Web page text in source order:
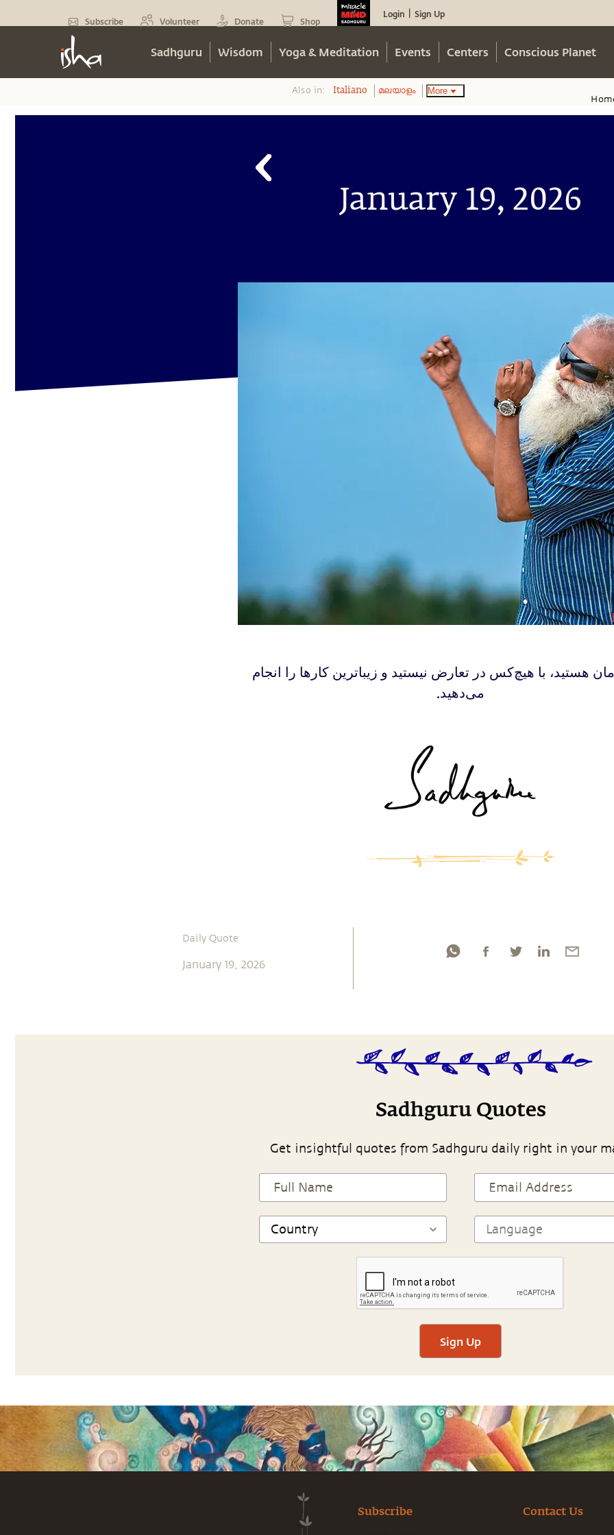
Subscribe Volunteer Donate Shop
Login Sign Up
Sadhguru Wisdom Yoga & Meditation Events Centers Conscious Planet
Also in: Italiano മലയാളം More
January 19, 2026
هستید، با هیچ‌کس در تعارض نیستید و زیباترین کارها را انجام
می‌دهید.
Daily Quote
January 19, 2026
Sadhguru Quotes
Get insightful quotes from Sadhguru daily right in your
Sign Up
Subscribe Contact Us